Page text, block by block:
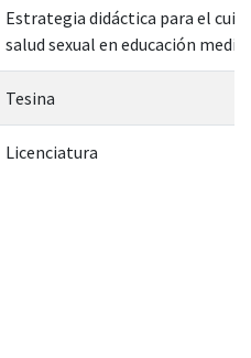
Estrategia didáctica para el
salud sexual en educación media
Tesina
Licenciatura